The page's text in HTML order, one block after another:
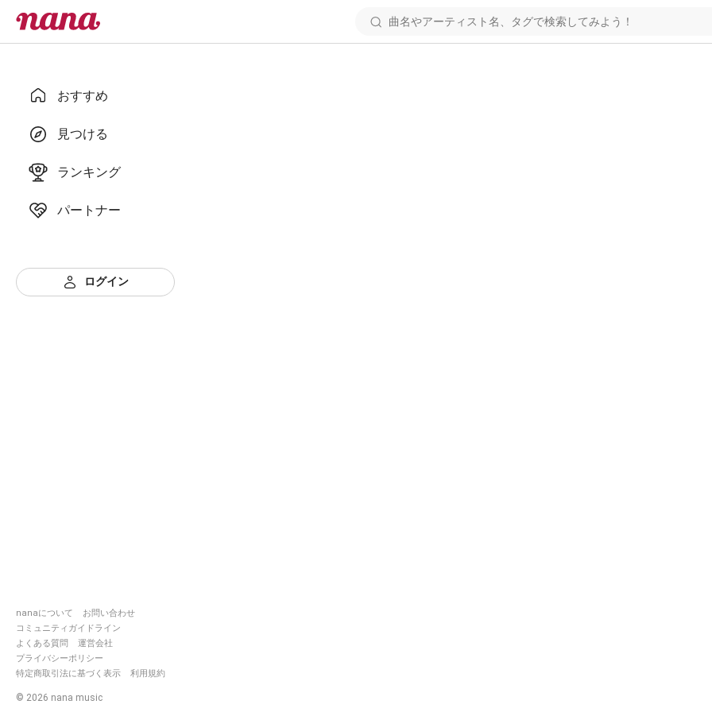
おすすめ
見つける
ランキング
パートナー
ログイン
nanaについて
お問い合わせ
コミュニティガイドライン
よくある質問
運営会社
プライバシーポリシー
特定商取引法に基づく表示
利用規約
© 2026 nana music